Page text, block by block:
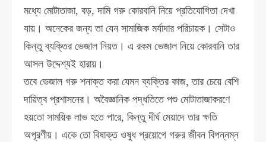
মধ্যে মোটাতাজা, বড়, দামি গরু কোরবানি নিয়ে প্রতিযোগিতা দেখা
যায়। অনেকের জন্য তা যেন সামাজিক মর্যাদার পরিচায়ক। সেটাও
কিন্তু ব্যক্তির ভেজাল নিয়ত। এ রকম ভেজাল নিয়ে কোরবানি তার
আসল উদ্দেশ্যই হারায়।
তবে ভেজাল গরু শনাক্ত করা যেমন ব্যক্তির কাজ, তার চেয়ে বেশি
দায়িত্ব প্রশাসনের। অবৈজ্ঞানিক পদ্ধতিতে পশু মোটাতাজাকরণে
হয়তো সাময়িক লাভ হতে পারে, কিন্তু দীর্ঘ মেয়াদে তার ক্ষতি
অপূরণীয়। একে তো বিষাক্ত ওষুধ প্রয়োগে গরুর জীবন বিপন্নম্ন